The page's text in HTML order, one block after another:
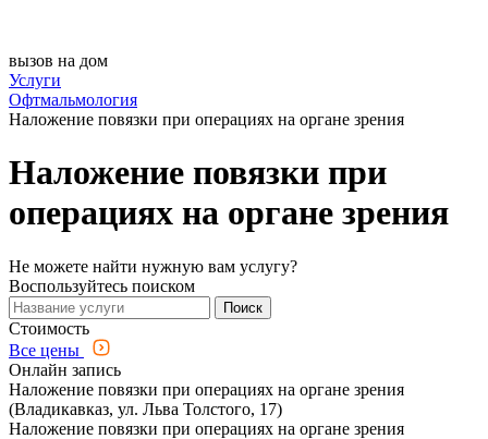
вызов на дом
Услуги
Офтмальмология
Наложение повязки при операциях на органе зрения
Наложение повязки при
операциях на органе зрения
Не можете найти нужную вам услугу?
Воспользуйтесь поиском
Поиск
Стоимость
Все цены
Онлайн запись
Наложение повязки при операциях на органе зрения
(Владикавказ, ул. Льва Толстого, 17)
Наложение повязки при операциях на органе зрения